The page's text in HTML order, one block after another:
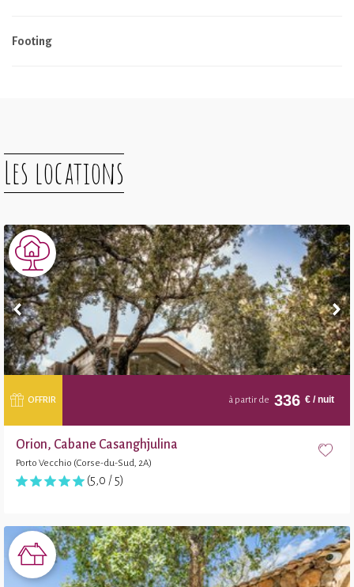
Footing
Les locations
OFFRIR à partir de 336 € / nuit
Orion, Cabane Casanghjulina
Porto Vecchio (Corse-du-Sud, 2A)
(5,0 / 5)